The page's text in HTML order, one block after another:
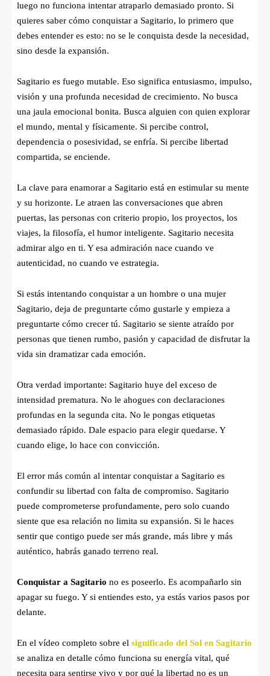
luego no funciona intentar atraparlo demasiado pronto. Si
quieres saber cómo conquistar a Sagitario, lo primero que
debes entender es esto: no se le conquista desde la necesidad,
sino desde la expansión.
Sagitario es fuego mutable. Eso significa entusiasmo, impulso,
visión y una profunda necesidad de crecimiento. No busca
una jaula emocional bonita. Busca alguien con quien explorar
el mundo, mental y físicamente. Si percibe control,
dependencia o posesividad, se enfría. Si percibe libertad
compartida, se enciende.
La clave para enamorar a Sagitario está en estimular su mente
y su horizonte. Le atraen las conversaciones que abren
puertas, las personas con criterio propio, los proyectos, los
viajes, la filosofía, el humor inteligente. Sagitario necesita
admirar algo en ti. Y esa admiración nace cuando ve
autenticidad, no cuando ve estrategia.
Si estás intentando conquistar a un hombre o una mujer
Sagitario, deja de preguntarte cómo gustarle y empieza a
preguntarte cómo crecer tú. Sagitario se siente atraído por
personas que tienen rumbo, pasión y capacidad de disfrutar la
vida sin dramatizar cada emoción.
Otra verdad importante: Sagitario huye del exceso de
intensidad prematura. No le ahogues con declaraciones
profundas en la segunda cita. No le pongas etiquetas
demasiado rápido. Dale espacio para elegir quedarse. Y
cuando elige, lo hace con convicción.
El error más común al intentar conquistar a Sagitario es
confundir su libertad con falta de compromiso. Sagitario
puede comprometerse profundamente, pero solo cuando
siente que esa relación no limita su expansión. Si le haces
sentir que contigo puede ser más grande, más libre y más
auténtico, habrás ganado terreno real.
Conquistar a Sagitario no es poseerlo. Es acompañarlo sin
apagar su fuego. Y si entiendes esto, ya estás varios pasos por
delante.
En el vídeo completo sobre el significado del Sol en Sagitario
se analiza en detalle cómo funciona su energía vital, qué
necesita para sentirse vivo y por qué la libertad no es un